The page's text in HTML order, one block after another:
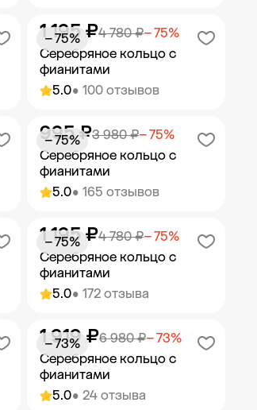
Добавить в корзину
5.0• 100 отзывов
Серебряное кольцо с
фианитами
4 780 ₽− 75%
1 195 ₽
− 75%
Добавить в корзину
5.0• 165 отзывов
Серебряное кольцо с
фианитами
3 980 ₽− 75%
995 ₽
− 75%
Добавить в корзину
5.0• 172 отзыва
Серебряное кольцо с
фианитами
4 780 ₽− 75%
1 195 ₽
− 75%
Добавить в корзину
5.0• 24 отзыва
Серебряное кольцо с
фианитами
6 980 ₽− 73%
1 919 ₽
− 73%